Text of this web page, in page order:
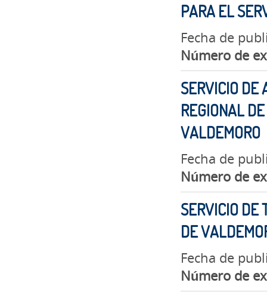
PARA EL
Fecha de
Número de
SERVICIO DE
REGIONAL
VALDEMORO
Fecha de
Número de
SERVICIO DE
DE
Fecha de
Número de